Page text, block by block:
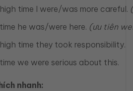
high time I were/was more careful.
time he was/were here. (ưu tiên
high time they took responsibility.
time we were serious about this.
nhanh: